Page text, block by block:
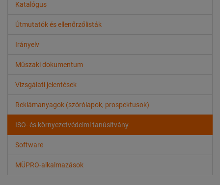
Katalógus
Útmutatók és ellenőrzőlisták
Irányelv
Műszaki dokumentum
Vizsgálati jelentések
Reklámanyagok (szórólapok, prospektusok)
ISO- és környezetvédelmi tanúsítvány
Software
MÜPRO-alkalmazások